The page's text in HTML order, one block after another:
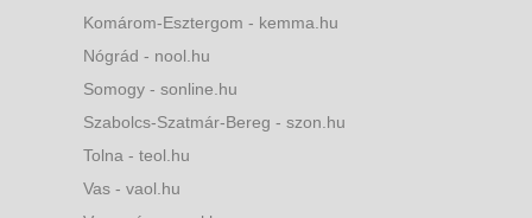
Komárom-Esztergom - kemma.hu
Nógrád - nool.hu
Somogy - sonline.hu
Szabolcs-Szatmár-Bereg - szon.hu
Tolna - teol.hu
Vas - vaol.hu